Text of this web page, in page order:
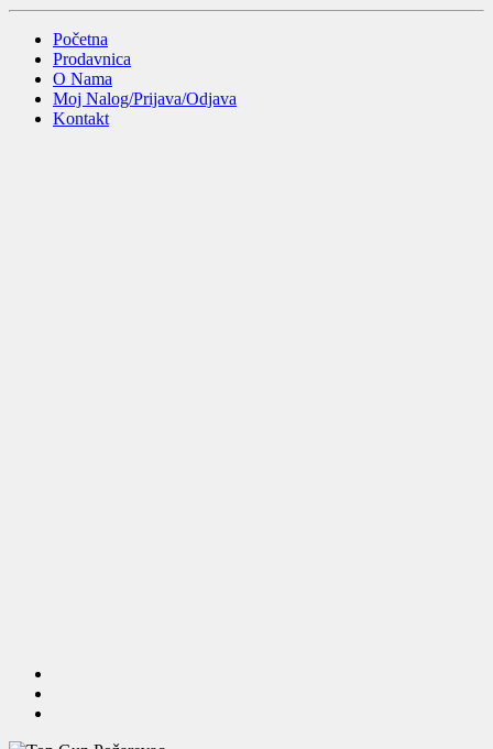
Početna
Prodavnica
O Nama
Moj Nalog/Prijava/Odjava
Kontakt